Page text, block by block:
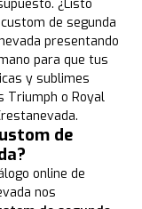
¿Listo
de segunda
presentando
para que tus
y sublimes
Triumph o Royal
de
online de
nos